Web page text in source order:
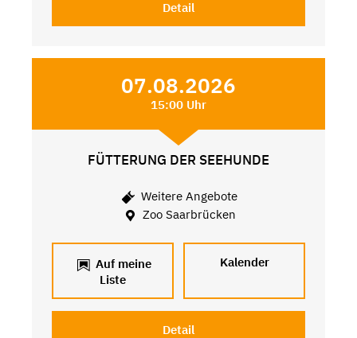
Detail
07.08.2026
15:00 Uhr
FÜTTERUNG DER SEEHUNDE
Weitere Angebote
Zoo Saarbrücken
Auf meine
Liste
Kalender
Detail